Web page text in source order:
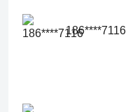
186****7116